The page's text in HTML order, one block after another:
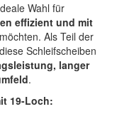
Wahl für
effizient und mit
Als Teil der
Schleifscheiben
langer
.
19-Loch: